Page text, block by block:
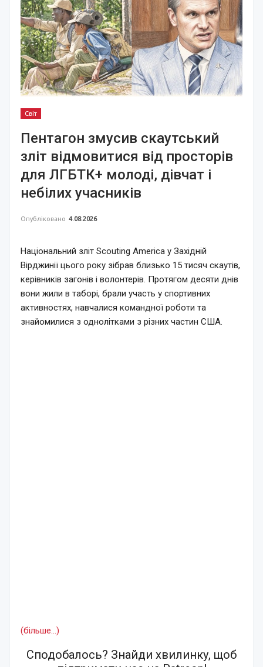
Світ
Пентагон змусив скаутський
зліт відмовитися від просторів
для ЛГБТК+ молоді, дівчат і
небілих учасників
Опубліковано 4.08.2026
Національний зліт Scouting America у Західній
Вірджинії цього року зібрав близько 15 тисяч скаутів,
керівників загонів і волонтерів. Протягом десяти днів
вони жили в таборі, брали участь у спортивних
активностях, навчалися командної роботи та
знайомилися з однолітками з різних частин США.
(більше…)
Сподобалось? Знайди хвилинку, щоб